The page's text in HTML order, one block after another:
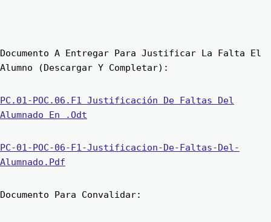
Documento A Entregar Para Justificar La Falta El
Alumno (descargar Y Completar):
PC.01-POC.06.F1 Justificación De Faltas Del
Alumnado En .odt
PC-01-POC-06-F1-Justificacion-De-Faltas-Del-
Alumnado.pdf
Documento Para Convalidar: